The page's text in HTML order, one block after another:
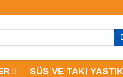
SÜS VE TAKI